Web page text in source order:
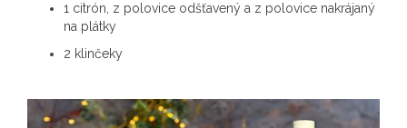
1 citrón, z polovice odšťavený a z polovice nakrájaný
na plátky
2 klinčeky